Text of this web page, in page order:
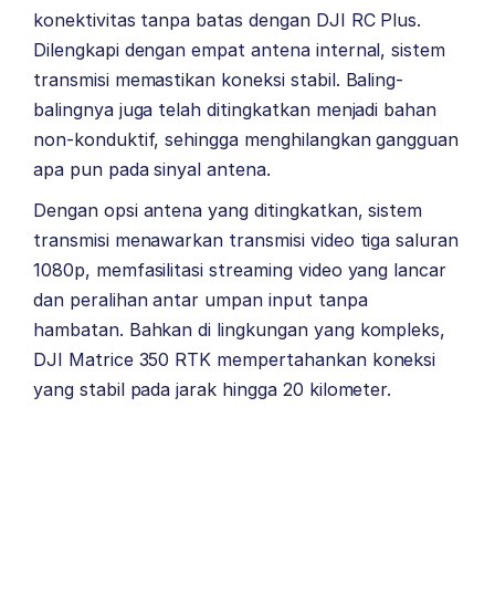
konektivitas tanpa batas dengan DJI RC Plus.
Dilengkapi dengan empat antena internal, sistem
transmisi memastikan koneksi stabil. Baling-
balingnya juga telah ditingkatkan menjadi bahan
non-konduktif, sehingga menghilangkan gangguan
apa pun pada sinyal antena.
Dengan opsi antena yang ditingkatkan, sistem
transmisi menawarkan transmisi video tiga saluran
1080p, memfasilitasi streaming video yang lancar
dan peralihan antar umpan input tanpa
hambatan. Bahkan di lingkungan yang kompleks,
DJI Matrice 350 RTK mempertahankan koneksi
yang stabil pada jarak hingga 20 kilometer.